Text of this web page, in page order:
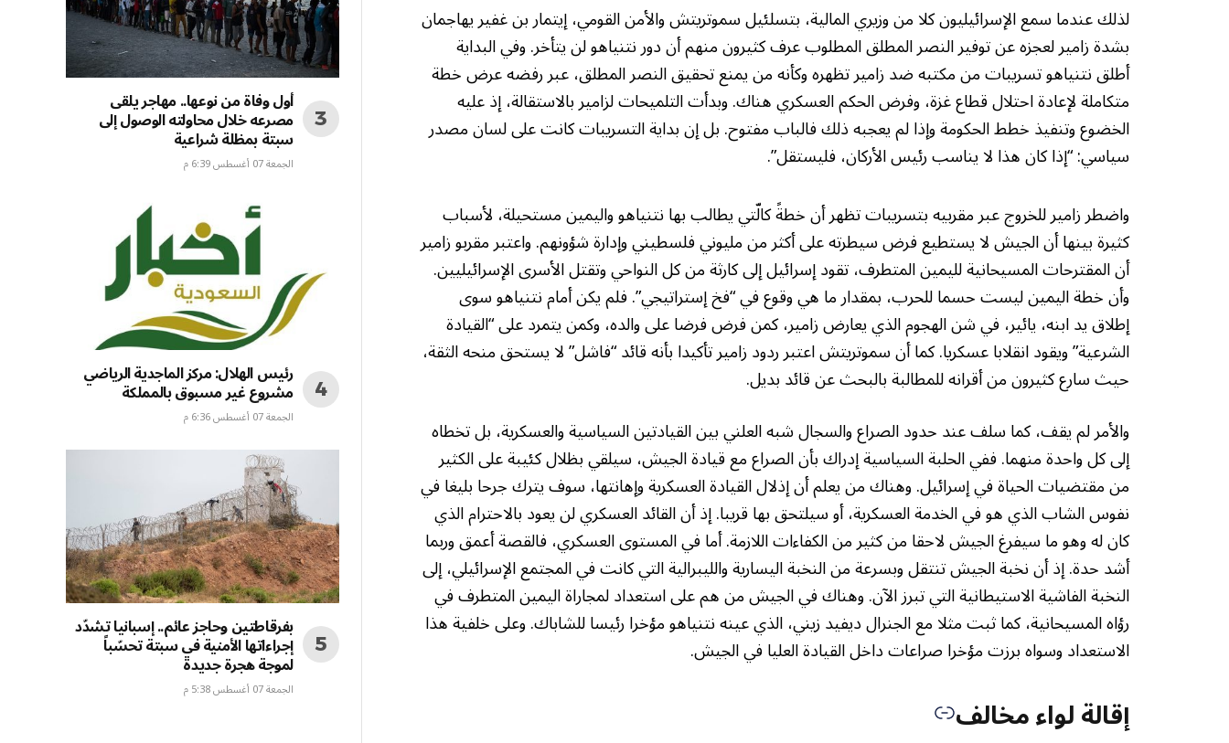
لذلك عندما سمع الإسرائيليون كلا من وزيري المالية، بتسلئيل سموتريتش والأمن القومي، إيتمار بن غفير يهاجمان
بشدة زامير لعجزه عن توفير النصر المطلق المطلوب عرف كثيرون منهم أن دور نتنياهو لن يتأخر. وفي البداية
أطلق نتنياهو تسريبات من مكتبه ضد زامير تظهره وكأنه من يمنع تحقيق النصر المطلق، عبر رفضه عرض خطة
متكاملة لإعادة احتلال قطاع غزة، وفرض الحكم العسكري هناك. وبدأت التلميحات لزامير بالاستقالة، إذ عليه
الخضوع وتنفيذ خطط الحكومة وإذا لم يعجبه ذلك فالباب مفتوح. بل إن بداية التسريبات كانت على لسان مصدر
سياسي: “إذا كان هذا لا يناسب رئيس الأركان، فليستقل”.
واضطر زامير للخروج عبر مقربيه بتسريبات تظهر أن خطةً كالّتي يطالب بها نتنياهو واليمين مستحيلة، لأسباب
كثيرة بينها أن الجيش لا يستطيع فرض سيطرته على أكثر من مليوني فلسطيني وإدارة شؤونهم. واعتبر مقربو زامير
أن المقترحات المسيحانية لليمين المتطرف، تقود إسرائيل إلى كارثة من كل النواحي وتقتل الأسرى الإسرائيليين.
وأن خطة اليمين ليست حسما للحرب، بمقدار ما هي وقوع في “فخ إستراتيجي”. فلم يكن أمام نتنياهو سوى
إطلاق يد ابنه، يائير، في شن الهجوم الذي يعارض زامير، كمن فرض فرضا على والده، وكمن يتمرد على “القيادة
الشرعية” ويقود انقلابا عسكريا. كما أن سموتريتش اعتبر ردود زامير تأكيدا بأنه قائد “فاشل” لا يستحق منحه الثقة،
حيث سارع كثيرون من أقرانه للمطالبة بالبحث عن قائد بديل.
والأمر لم يقف، كما سلف عند حدود الصراع والسجال شبه العلني بين القيادتين السياسية والعسكرية، بل تخطاه
إلى كل واحدة منهما. ففي الحلبة السياسية إدراك بأن الصراع مع قيادة الجيش، سيلقي بظلال كئيبة على الكثير
من مقتضيات الحياة في إسرائيل. وهناك من يعلم أن إذلال القيادة العسكرية وإهانتها، سوف يترك جرحا بليغا في
نفوس الشاب الذي هو في الخدمة العسكرية، أو سيلتحق بها قريبا. إذ أن القائد العسكري لن يعود بالاحترام الذي
كان له وهو ما سيفرغ الجيش لاحقا من كثير من الكفاءات اللازمة. أما في المستوى العسكري، فالقصة أعمق وربما
أشد حدة. إذ أن نخبة الجيش تنتقل وبسرعة من النخبة اليسارية والليبرالية التي كانت في المجتمع الإسرائيلي، إلى
النخبة الفاشية الاستيطانية التي تبرز الآن. وهناك في الجيش من هم على استعداد لمجاراة اليمين المتطرف في
رؤاه المسيحانية، كما ثبت مثلا مع الجنرال ديفيد زيني، الذي عينه نتنياهو مؤخرا رئيسا للشاباك. وعلى خلفية هذا
الاستعداد وسواه برزت مؤخرا صراعات داخل القيادة العليا في الجيش.
إقالة لواء مخالف
أول وفاة من نوعها.. مهاجر يلقى
مصرعه خلال محاولته الوصول إلى
سبتة بمظلة شراعية
الجمعة 07 أغسطس 6:39 م
رئيس الهلال: مركز الماجدية الرياضي
مشروع غير مسبوق بالمملكة
الجمعة 07 أغسطس 6:36 م
بفرقاطتين وحاجز عائم.. إسبانيا تشدّد
إجراءاتها الأمنية في سبتة تحسّباً
لموجة هجرة جديدة
الجمعة 07 أغسطس 5:38 م